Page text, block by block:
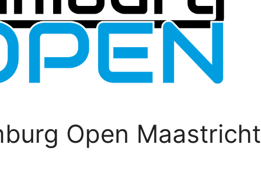
Open Maastricht